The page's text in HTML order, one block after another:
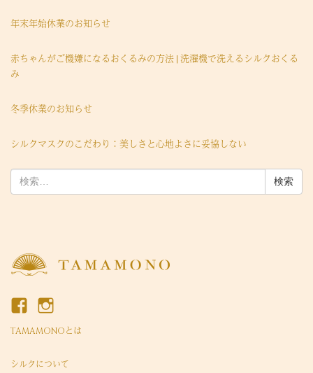
年末年始休業のお知らせ
赤ちゃんがご機嫌になるおくるみの方法 | 洗濯機で洗えるシルクおくる
み
冬季休業のお知らせ
シルクマスクのこだわり：美しさと心地よさに妥協しない
索:
TAMAMONOとは
シルクについて